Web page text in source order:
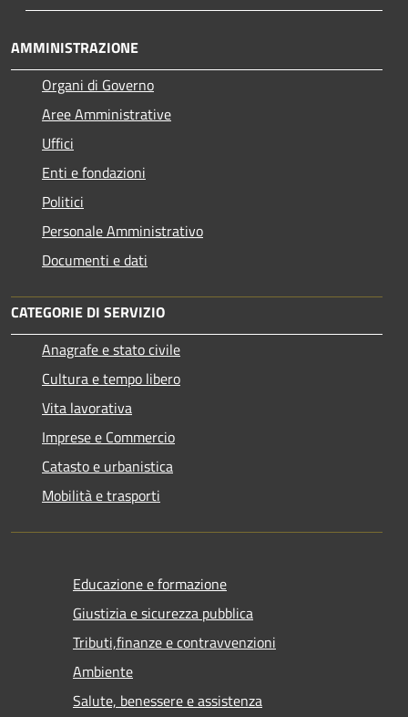
AMMINISTRAZIONE
Organi di Governo
Aree Amministrative
Uffici
Enti e fondazioni
Politici
Personale Amministrativo
Documenti e dati
CATEGORIE DI SERVIZIO
Anagrafe e stato civile
Cultura e tempo libero
Vita lavorativa
Imprese e Commercio
Catasto e urbanistica
Mobilità e trasporti
Educazione e formazione
Giustizia e sicurezza pubblica
Tributi,finanze e contravvenzioni
Ambiente
Salute, benessere e assistenza